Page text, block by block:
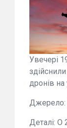
Увечері
дронів на
Джерело:
Деталі: О